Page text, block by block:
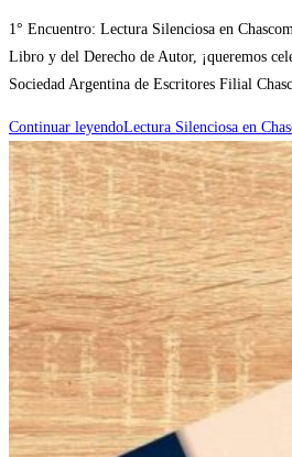
1° Encuentro: Lectura Silenciosa en
Libro y del Derecho de Autor, ¡queremos
Sociedad Argentina de Escritores Filial
Continuar leyendoLectura Silenciosa en